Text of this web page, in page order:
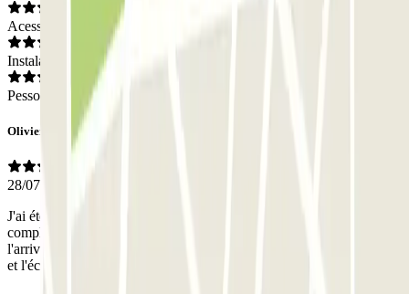
Acesso
Instalações
Pessoal
Olivier
28/07/2026
J'ai été très satisfait de trouver ce parking dans ce quartier....
compliqué. Un peu surpris de juste devoir donner mon nom à
l'arrivée. Pas de référence de réservation à fournir. Mais la propreté
et l'éclairage ne correspondent pas à la gamme de tarif